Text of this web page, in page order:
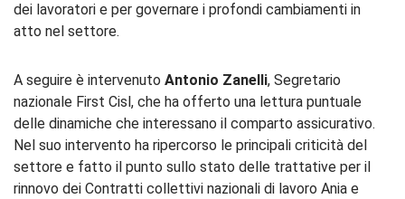
dei lavoratori e per governare i profondi cambiamenti in
atto nel settore.
A seguire è intervenuto Antonio Zanelli, Segretario
nazionale First Cisl, che ha offerto una lettura puntuale
delle dinamiche che interessano il comparto assicurativo.
Nel suo intervento ha ripercorso le principali criticità del
settore e fatto il punto sullo stato delle trattative per il
rinnovo dei Contratti collettivi nazionali di lavoro Ania e